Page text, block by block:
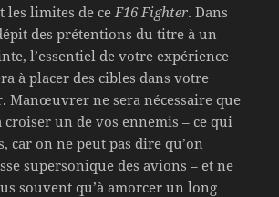
les limites de ce F16 Fighter. Dans
des prétentions du titre à un
l’essentiel de votre expérience
à placer des cibles dans votre
Manœuvrer ne sera nécessaire que
croiser un de vos ennemis – ce qui
car on ne peut pas dire qu’on
supersonique des avions – et ne
souvent qu’à amorcer un long